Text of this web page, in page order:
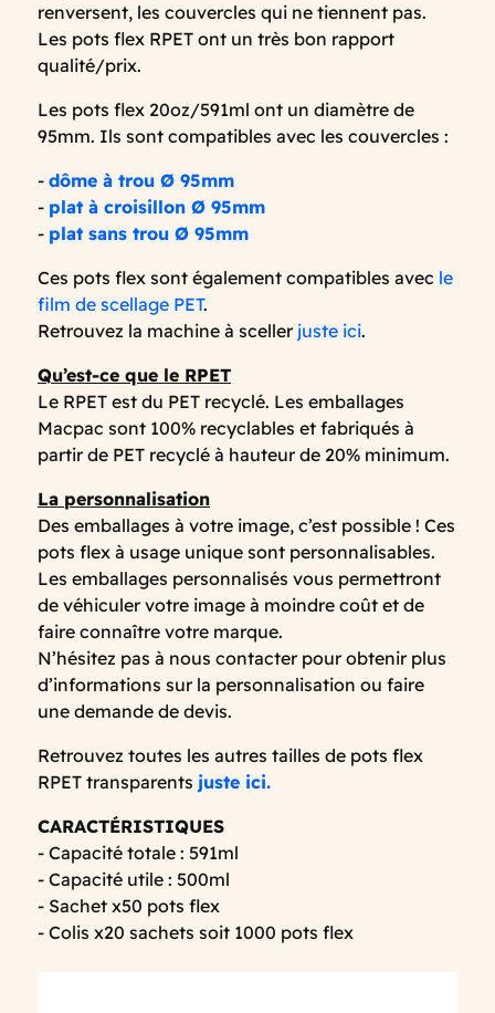
renversent, les couvercles qui ne tiennent pas.
Les pots flex RPET ont un très bon rapport
qualité/prix.
Les pots flex 20oz/591ml ont un diamètre de
95mm. Ils sont compatibles avec les couvercles :
- dôme à trou Ø 95mm
- plat à croisillon Ø 95mm
- plat sans trou Ø 95mm
Ces pots flex sont également compatibles avec le
film de scellage PET.
Retrouvez la machine à sceller juste ici.
Qu’est-ce que le RPET
Le RPET est du PET recyclé. Les emballages
Macpac sont 100% recyclables et fabriqués à
partir de PET recyclé à hauteur de 20% minimum.
La personnalisation
Des emballages à votre image, c’est possible ! Ces
pots flex à usage unique sont personnalisables.
Les emballages personnalisés vous permettront
de véhiculer votre image à moindre coût et de
faire connaître votre marque.
N’hésitez pas à nous contacter pour obtenir plus
d’informations sur la personnalisation ou faire
une demande de devis.
Retrouvez toutes les autres tailles de pots flex
RPET transparents juste ici.
CARACTÉRISTIQUES
- Capacité totale : 591ml
- Capacité utile : 500ml
- Sachet x50 pots flex
- Colis x20 sachets soit 1000 pots flex